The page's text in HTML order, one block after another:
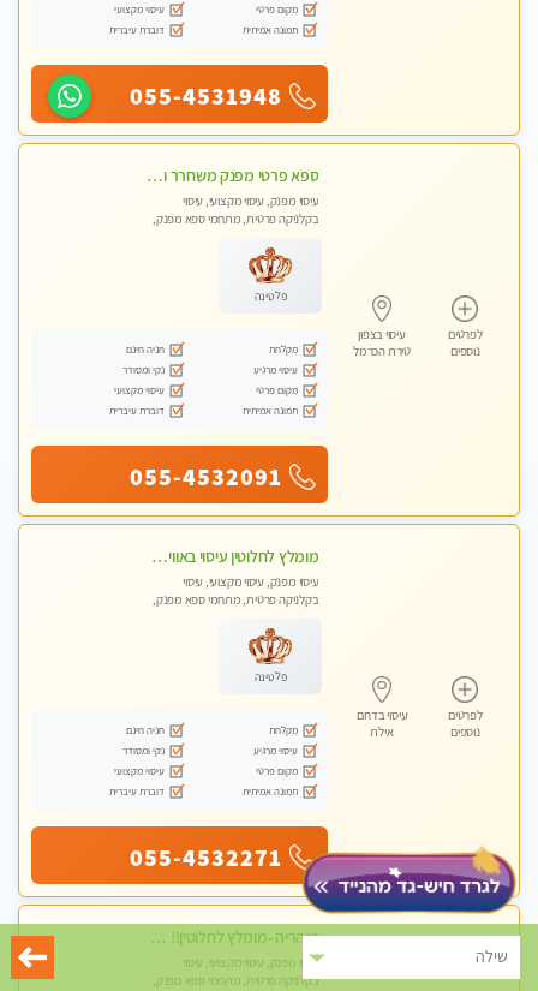
שילה
מקום פרטי
עיסוי מקצועי
תמונה אמיתית
דוברת עיברית
055-4531948
לפרטים
נוספים
עיסוי בצפון
טירת הכרמל
ספא פרטי מפנק משחרר ומרגיע, עם מגוון עיסויים לבחירה מומלץ לחלוטין!!!!
עיסוי מפנק, עיסוי מקצועי, עיסוי
בקלניקה פרטית, מתחמי ספא מפנק,
פלטינה
מקלחת
חניה חינם
עיסוי מרגיע
נקי ומסודר
מקום פרטי
עיסוי מקצועי
תמונה אמיתית
דוברת עיברית
055-4532091
לפרטים
נוספים
עיסוי בדרום
אילת
מומלץ לחלוטין עיסוי באווירה מקסימה מעסה עם ידיי זהב חוויה בלתי נשכחת ללא מין Massage- Absolutely recommended no sex
עיסוי מפנק, עיסוי מקצועי, עיסוי
בקלניקה פרטית, מתחמי ספא מפנק,
פלטינה
מקלחת
חניה חינם
עיסוי מרגיע
נקי ומסודר
מקום פרטי
עיסוי מקצועי
תמונה אמיתית
דוברת עיברית
055-4532271
בנהריה -מומלץ לחלוטין!! מעסה יפה איכותית מקצועית ומפנקת מאוד פרטי מומלץ בחום
עיסוי מפנק, עיסוי מקצועי, עיסוי
בקלניקה פרטית, מתחמי ספא מפנק,